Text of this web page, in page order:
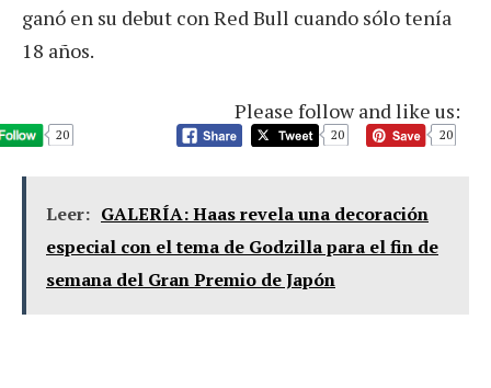
ganó en su debut con Red Bull cuando sólo tenía
18 años.
Please follow and like us:
20 20 20
Leer: GALERÍA: Haas revela una decoración
especial con el tema de Godzilla para el fin de
semana del Gran Premio de Japón